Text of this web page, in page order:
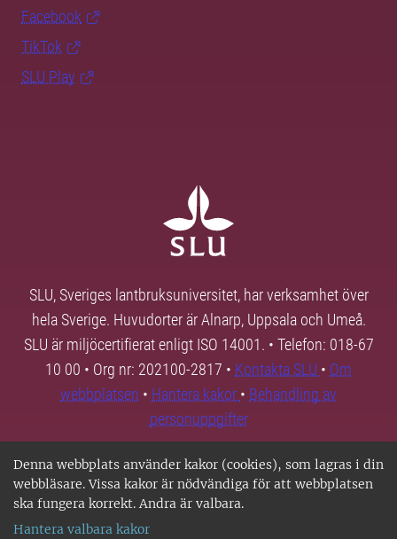
Denna webbplats använder kakor (cookies), som lagras i din
webbläsare. Vissa kakor är nödvändiga för att webbplatsen
ska fungera korrekt. Andra är valbara.
Hantera valbara kakor
Facebook
TikTok
SLU Play
SLU, Sveriges lantbruksuniversitet, har verksamhet över
hela Sverige. Huvudorter är Alnarp, Uppsala och Umeå.
SLU är miljöcertifierat enligt ISO 14001. • Telefon: 018-67
10 00 • Org nr: 202100-2817 • Kontakta SLU • Om
webbplatsen • Hantera kakor • Behandling av
personuppgifter